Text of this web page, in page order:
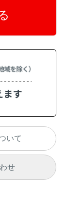
いて
せ
ン・
対策
グラ対策
ス・
対策